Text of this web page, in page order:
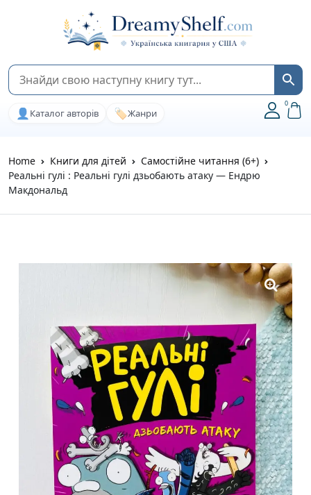
👤 Каталог авторів 🏷️Жанри
0
Home Книги для дітей
Самостійне читання (6+)
Реальні гулі : Реальні гулі дзьобають атаку — Ендрю
Макдональд